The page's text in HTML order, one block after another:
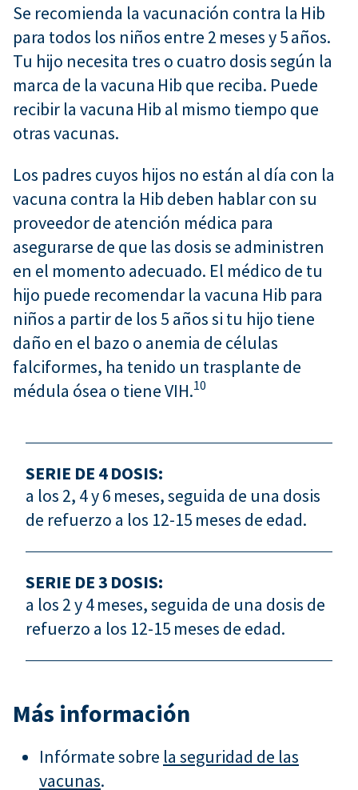
Se recomienda la vacunación contra la Hib
para todos los niños entre 2 meses y 5 años.
Tu hijo necesita tres o cuatro dosis según la
marca de la vacuna Hib que reciba. Puede
recibir la vacuna Hib al mismo tiempo que
otras vacunas.
Los padres cuyos hijos no están al día con la
vacuna contra la Hib deben hablar con su
proveedor de atención médica para
asegurarse de que las dosis se administren
en el momento adecuado. El médico de tu
hijo puede recomendar la vacuna Hib para
niños a partir de los 5 años si tu hijo tiene
daño en el bazo o anemia de células
falciformes, ha tenido un trasplante de
médula ósea o tiene VIH.10
SERIE DE 4 DOSIS:
a los 2, 4 y 6 meses, seguida de una dosis
de refuerzo a los 12-15 meses de edad.
SERIE DE 3 DOSIS:
a los 2 y 4 meses, seguida de una dosis de
refuerzo a los 12-15 meses de edad.
Más información
Infórmate sobre la seguridad de las
vacunas.